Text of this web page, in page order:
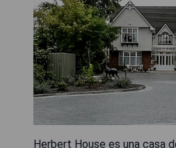
Herbert House es una casa